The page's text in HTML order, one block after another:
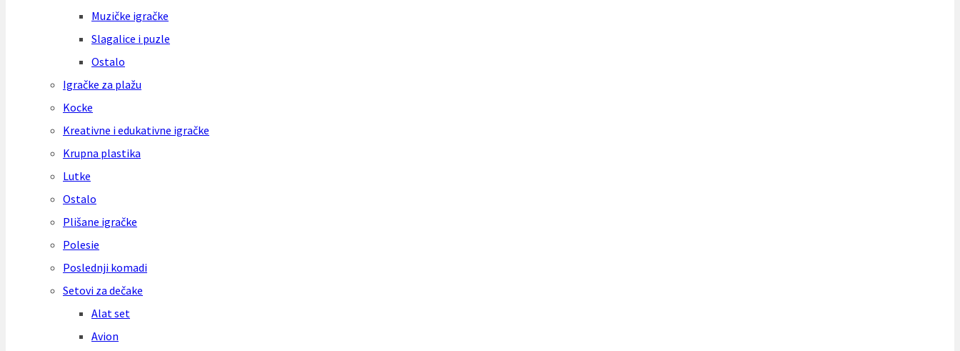
Muzičke igračke
Slagalice i puzle
Ostalo
Igračke za plažu
Kocke
Kreativne i edukativne igračke
Krupna plastika
Lutke
Ostalo
Plišane igračke
Polesie
Poslednji komadi
Setovi za dečake
Alat set
Avion